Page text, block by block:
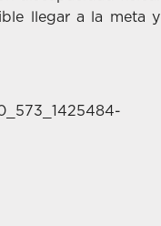
llegar a la meta y